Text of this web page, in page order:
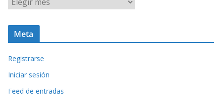
c
v
o
s
Meta
Registrarse
Iniciar sesión
Feed de entradas